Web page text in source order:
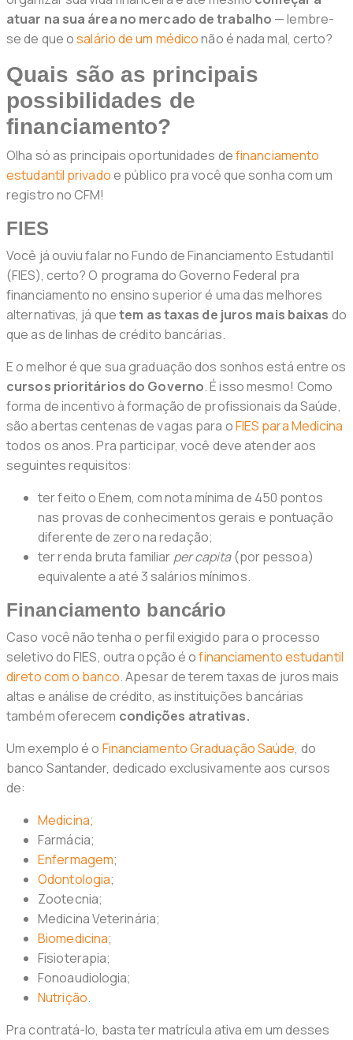
atuar na sua área no mercado de trabalho — lembre-
se de que osalário de um médiconão é nada mal, certo?
Quais são as principais
possibilidades de
financiamento?
Olha só as principais oportunidades definanciamento
estudantil privadoe público pra você que sonha com um
registro no CFM!
FIES
Você já ouviu falar no Fundo de Financiamento Estudantil
(FIES), certo? O programa do Governo Federal pra
financiamento no ensino superior é uma das melhores
alternativas, já quetem as taxas de juros mais baixas do
que as de linhas de crédito bancárias.
E o melhor é que sua graduação dos sonhos está entre os
cursos prioritários do Governo. É isso mesmo! Como
forma de incentivo à formação de profissionais da Saúde,
são abertas centenas de vagas para oFIES para Medicina
todos os anos. Pra participar, você deve atender aos
seguintes requisitos:
ter feito o Enem, com nota mínima de 450 pontos
nas provas de conhecimentos gerais e pontuação
diferente de zero na redação;
ter renda bruta familiar per capita(por pessoa)
equivalente a até 3 salários mínimos.
Financiamento bancário
Caso você não tenha o perfil exigido para o processo
seletivo do FIES, outra opção é ofinanciamento estudantil
direto com o banco. Apesar de terem taxas de juros mais
altas e análise de crédito, as instituições bancárias
também oferecem condições atrativas.
Um exemplo é o Financiamento Graduação Saúde, do
banco Santander, dedicado exclusivamente aos cursos
de:
Medicina;
Farmácia;
Enfermagem;
Odontologia;
Zootecnia;
Medicina Veterinária;
Biomedicina;
Fisioterapia;
Fonoaudiologia;
Nutrição.
Pra contratá-lo, basta ter matrícula ativa em um desses